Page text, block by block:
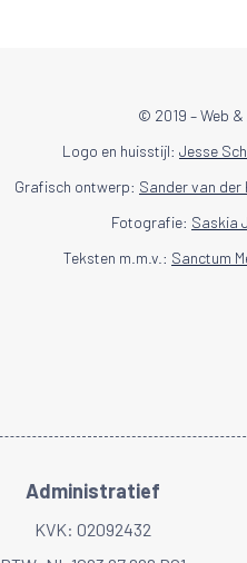
© 2019 – Web &
Logo en huisstijl: Jesse
Grafisch ontwerp: Sander van der
Fotografie: Saskia
Teksten m.m.v.: Sanctum
Administratief
KVK: 02092432